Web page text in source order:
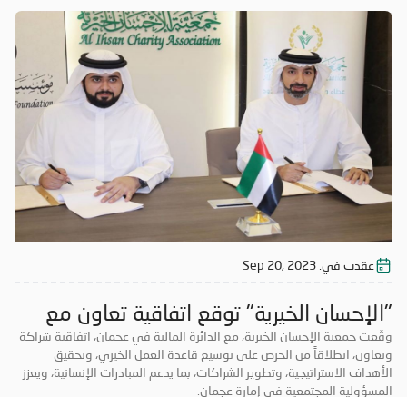
عقدت في: Sep 20, 2023
"الإحسان الخيرية" توقع اتفاقية تعاون مع
"مالية" عجمان
وقّعت جمعية الإحسان الخيرية، مع الدائرة المالية في عجمان، اتفاقية شراكة
وتعاون، انطلاقاً من الحرص على توسيع قاعدة العمل الخيري، وتحقيق
الأهداف الاستراتيجية، وتطوير الشراكات، بما يدعم المبادرات الإنسانية، ويعزز
المسؤولية المجتمعية في إمارة عجمان.